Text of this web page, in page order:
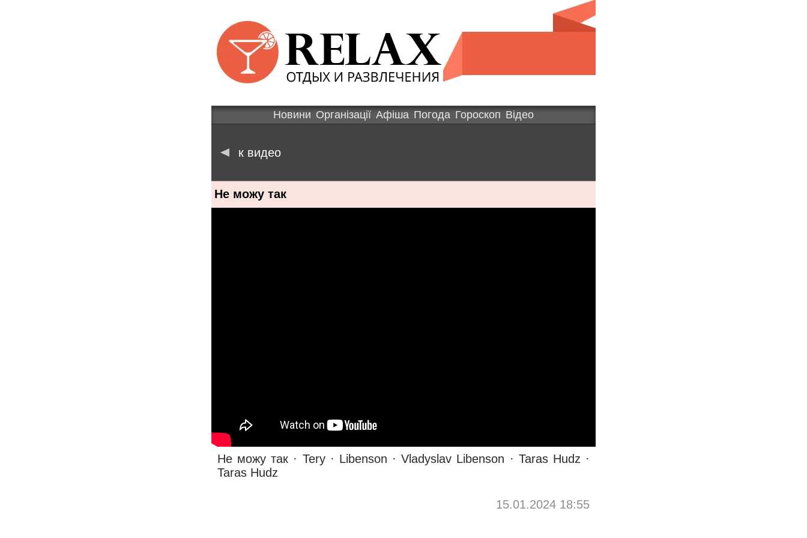
Новини Організації Афіша Погода Гороскоп Відео
к видео
Не можу так
Не можу так · Tery · Libenson · Vladyslav Libenson · Taras Hudz ·
Taras Hudz
15.01.2024 18:55